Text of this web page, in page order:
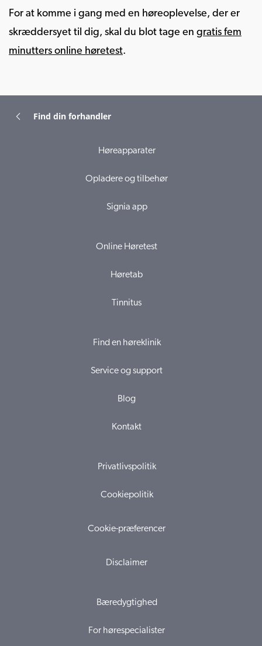
For at komme i gang med en høreoplevelse, der er
skræddersyet til dig, skal du blot tage en gratis fem
minutters online høretest.
Find din forhandler
Høreapparater
Opladere og tilbehør
Signia app
Online Høretest
Høretab
Tinnitus
Find en høreklinik
Service og support
Blog
Kontakt
Privatlivspolitik
Cookiepolitik
Cookie-præferencer
Disclaimer
Bæredygtighed
For hørespecialister